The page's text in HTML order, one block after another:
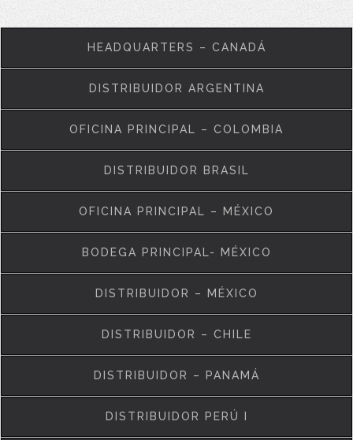
HEADQUARTERS – CANADÁ
DISTRIBUIDOR ARGENTINA
OFICINA PRINCIPAL – COLOMBIA
DISTRIBUIDOR BRASIL
OFICINA PRINCIPAL – MÉXICO
BODEGA PRINCIPAL- MÉXICO
DISTRIBUIDOR – MÉXICO
DISTRIBUIDOR – CHILE
DISTRIBUIDOR – PANAMÁ
DISTRIBUIDOR PERÚ I